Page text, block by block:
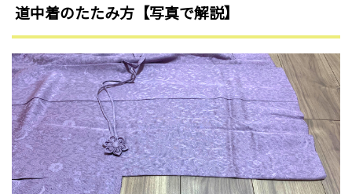
道中着のたたみ方【写真で解説】